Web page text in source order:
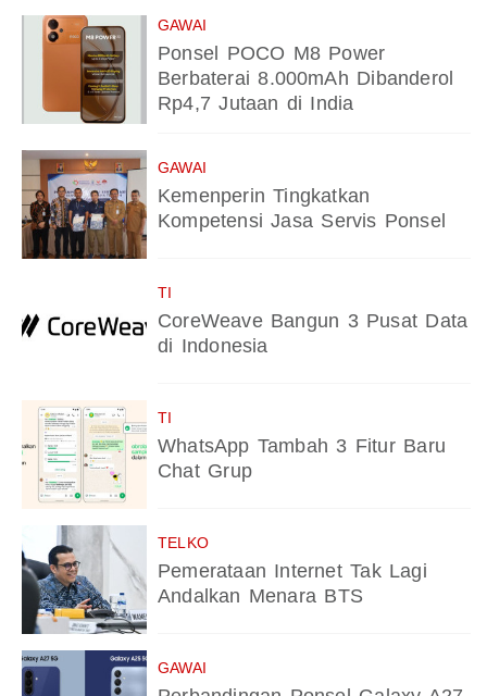
GAWAI
Ponsel POCO M8 Power
Berbaterai 8.000mAh Dibanderol
Rp4,7 Jutaan di India
GAWAI
Kemenperin Tingkatkan
Kompetensi Jasa Servis Ponsel
TI
CoreWeave Bangun 3 Pusat Data
di Indonesia
TI
WhatsApp Tambah 3 Fitur Baru
Chat Grup
TELKO
Pemerataan Internet Tak Lagi
Andalkan Menara BTS
GAWAI